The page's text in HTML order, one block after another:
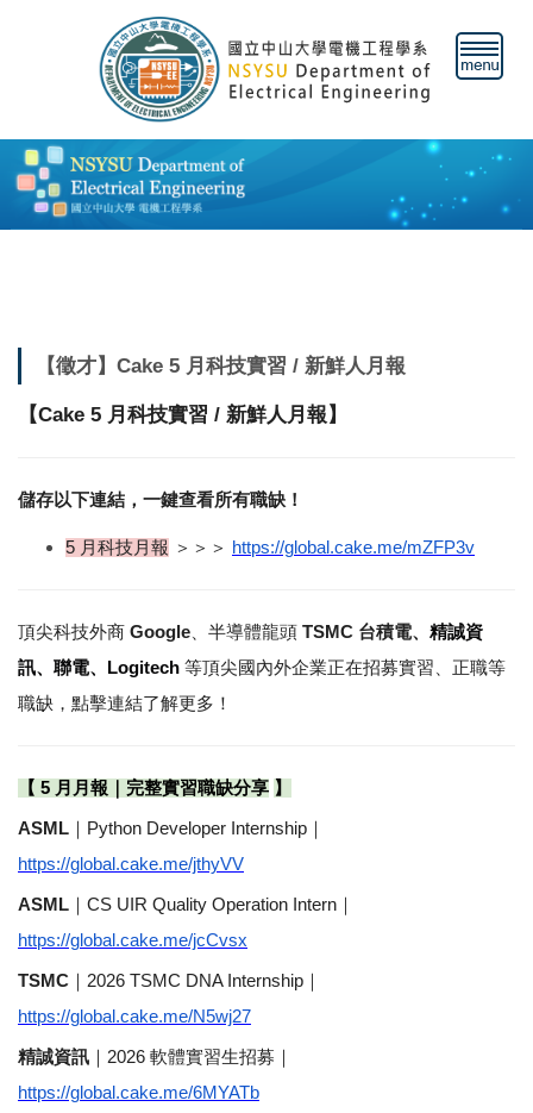
容
區
【徵才】Cake 5 月科技實習 / 新鮮人月報
【Cake 5 月科技實習 / 新鮮人月報】
儲存以下連結，一鍵查看所有職缺！
5 月科技月報 ＞＞＞ https://global.cake.me/mZFP3v
頂尖科技外商 Google 、半導體龍頭 TSMC 台積電、 精誠資
訊、聯電、
Logitech 等頂尖國內外企業正在招募實習、正職等
職缺，點擊連結了解更多！
【 5 月月報｜完整實習職缺分享 】
ASML Python Developer Internship
https://global.cake.me/jthyVV
ASML CS UIR Quality Operation Intern
https://global.cake.me/jcCvsx
TSMC 2026 TSMC DNA Internship
https://global.cake.me/N5wj27
精誠資訊 2026 軟體實習生招募｜
https://global.cake.me/6MYATb